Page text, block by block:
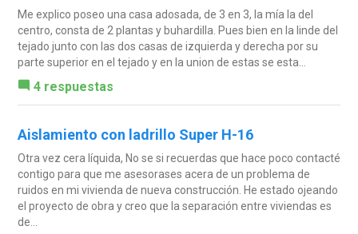
Me explico poseo una casa adosada, de 3 en 3, la mía la del
centro, consta de 2 plantas y buhardilla. Pues bien en la linde del
tejado junto con las dos casas de izquierda y derecha por su
parte superior en el tejado y en la union de estas se esta...
4 respuestas
Aislamiento con ladrillo Super H-16
Otra vez cera líquida, No se si recuerdas que hace poco contacté
contigo para que me asesorases acera de un problema de
ruidos en mi vivienda de nueva construcción. He estado ojeando
el proyecto de obra y creo que la separación entre viviendas es
de...